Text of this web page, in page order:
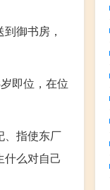
御书房，
即位，在位
、指使东厂
么对自己